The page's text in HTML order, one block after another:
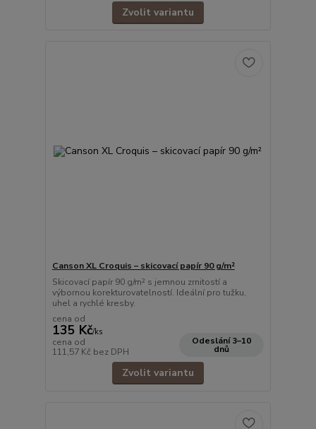
Zvolit variantu
Canson XL Croquis – skicovací papír 90 g/m²
Skicovací papír 90 g/m² s jemnou zrnitostí a
výbornou korekturovatelností. Ideální pro tužku,
uhel a rychlé kresby.
cena od
135 Kč/ks
cena od
111,57 Kč bez DPH
Odeslání 3–10
dnů
Zvolit variantu